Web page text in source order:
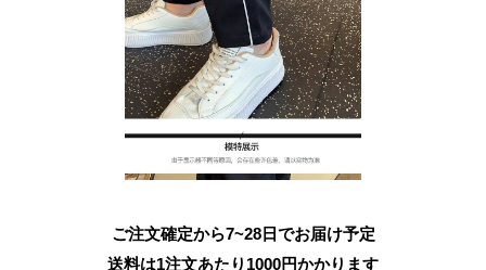
ご注文確定から7~28日でお届け予定
送料は1注文あたり 1000円かかります